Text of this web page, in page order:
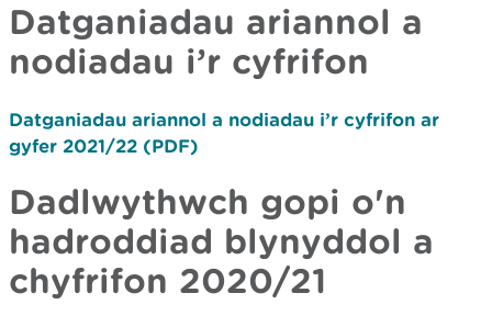
Datganiadau ariannol a
nodiadau i’r cyfrifon
Datganiadau ariannol a nodiadau i’r cyfrifon ar
gyfer 2021/22 (PDF)
Dadlwythwch gopi o'n
hadroddiad blynyddol a
chyfrifon 2020/21